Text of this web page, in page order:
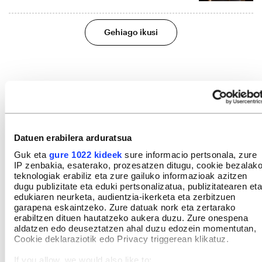
Datuen erabilera arduratsua
Guk eta gure 1022 kideek sure informacio pertsonala, zure
IP zenbakia, esaterako, prozesatzen ditugu, cookie bezalako
teknologiak erabiliz eta zure gailuko informazioak azitzen
dugu publizitate eta eduki pertsonalizatua, publizitatearen eta
edukiaren neurketa, audientzia-ikerketa eta zerbitzuen
garapena eskaintzeko. Zure datuak nork eta zertarako
erabiltzen dituen hautatzeko aukera duzu. Zure onespena
aldatzen edo deuseztatzen ahal duzu edozein momentutan,
Cookie deklaraziotik edo Privacy triggerean klikatuz.
If you allow, we would also like to:
Gehiago ikusi